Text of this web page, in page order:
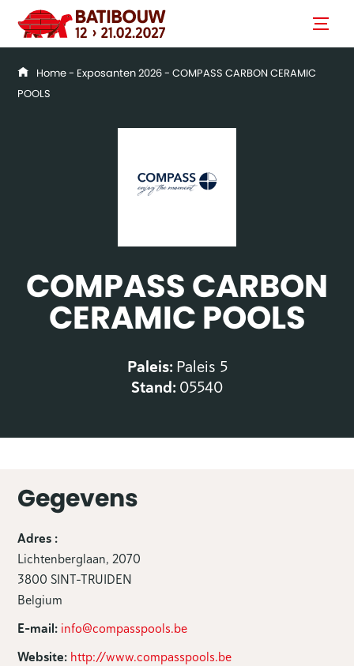
Home- Exposanten 2026- COMPASS CARBON CERAMIC
POOLS
COMPASS CARBON
CERAMIC POOLS
Paleis: Paleis 5
Stand: 05540
Gegevens
Adres :
Lichtenberglaan, 2070
3800 SINT-TRUIDEN
Belgium
E-mail: info@compasspools.be
Website: http://www.compasspools.be